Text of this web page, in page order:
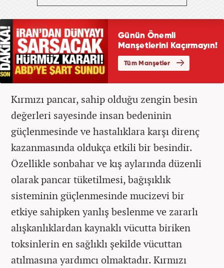
Kırmızı pancar, sahip olduğu zengin besin
değerleri sayesinde insan bedeninin
güçlenmesinde ve hastalıklara karşı direnç
kazanmasında oldukça etkili bir besindir.
Özellikle sonbahar ve kış aylarında düzenli
olarak pancar tüketilmesi, bağışıklık
sisteminin güçlenmesinde mucizevi bir
etkiye sahipken yanlış beslenme ve zararlı
alışkanlıklardan kaynaklı vücutta biriken
toksinlerin en sağlıklı şekilde vücuttan
atılmasına yardımcı olmaktadır. Kırmızı